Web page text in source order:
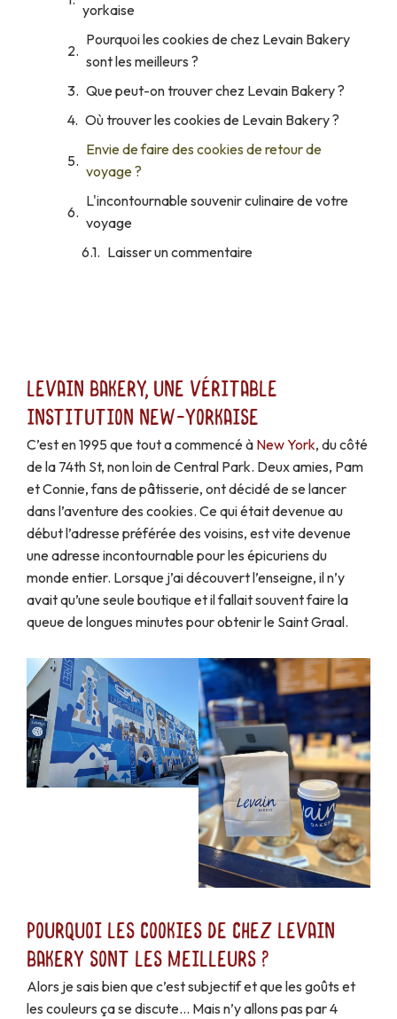
yorkaise
Pourquoi les cookies de chez Levain Bakery
sont les meilleurs ?
Que peut-on trouver chez Levain Bakery ?
Où trouver les cookies de Levain Bakery ?
Envie de faire des cookies de retour de
voyage ?
L'incontournable souvenir culinaire de votre
voyage
Laisser un commentaire
Levain Bakery, une véritable
institution new-yorkaise
C’est en 1995 que tout a commencé à New York, du côté
de la 74th St, non loin de Central Park. Deux amies, Pam
et Connie, fans de pâtisserie, ont décidé de se lancer
dans l’aventure des cookies. Ce qui était devenue au
début l’adresse préférée des voisins, est vite devenue
une adresse incontournable pour les épicuriens du
monde entier. Lorsque j’ai découvert l’enseigne, il n’y
avait qu’une seule boutique et il fallait souvent faire la
queue de longues minutes pour obtenir le Saint Graal.
Pourquoi les cookies de chez Levain
Bakery sont les meilleurs ?
Alors je sais bien que c’est subjectif et que les goûts et
les couleurs ça se discute… Mais n’y allons pas par 4